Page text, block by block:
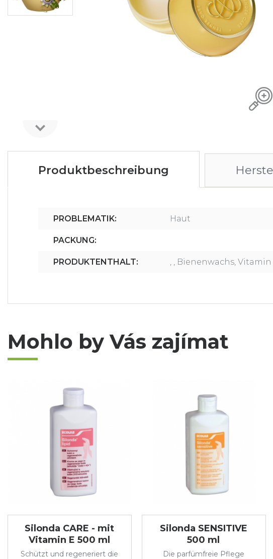
Produktbeschreibung
PROBLEMATIK: Haut
PACKUNG:
PRODUKTENTHALT: , , Bienenwachs, Vitamin
Mohlo by Vás zajímat
Silonda CARE - mit
Vitamin E 500 ml
Schützt und regeneriert die
Silonda SENSITIVE
500 ml
Die parfümfreie Pflege